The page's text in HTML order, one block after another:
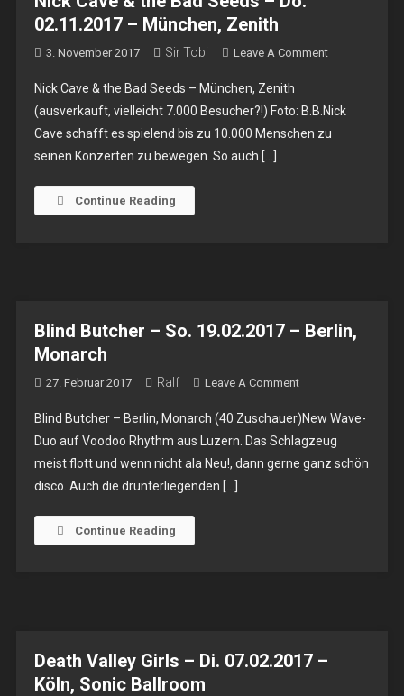
02.11.2017 – München, Zenith
3. November 2017 Sir Tobi Leave A CommentOn
&
The
Nick Cave & the Bad Seeds – München, Zenith
(ausverkauft, vielleicht 7.000 Besucher?!) Foto: B.B.Nick
Cave schafft es spielend bis zu 10.000 Menschen zu
seinen Konzerten zu bewegen. So auch […]
Continue Reading
Blind Butcher – So. 19.02.2017 – Berlin,
Monarch
27. Februar 2017 Ralf Leave A CommentOn
Butcher
–
So.
Blind Butcher – Berlin, Monarch (40 Zuschauer)New Wave-
Duo auf Voodoo Rhythm aus Luzern. Das Schlagzeug
meist flott und wenn nicht ala Neu!, dann gerne ganz schön
disco. Auch die drunterliegenden […]
Continue Reading
Death Valley Girls – Di. 07.02.2017 –
Köln, Sonic Ballroom